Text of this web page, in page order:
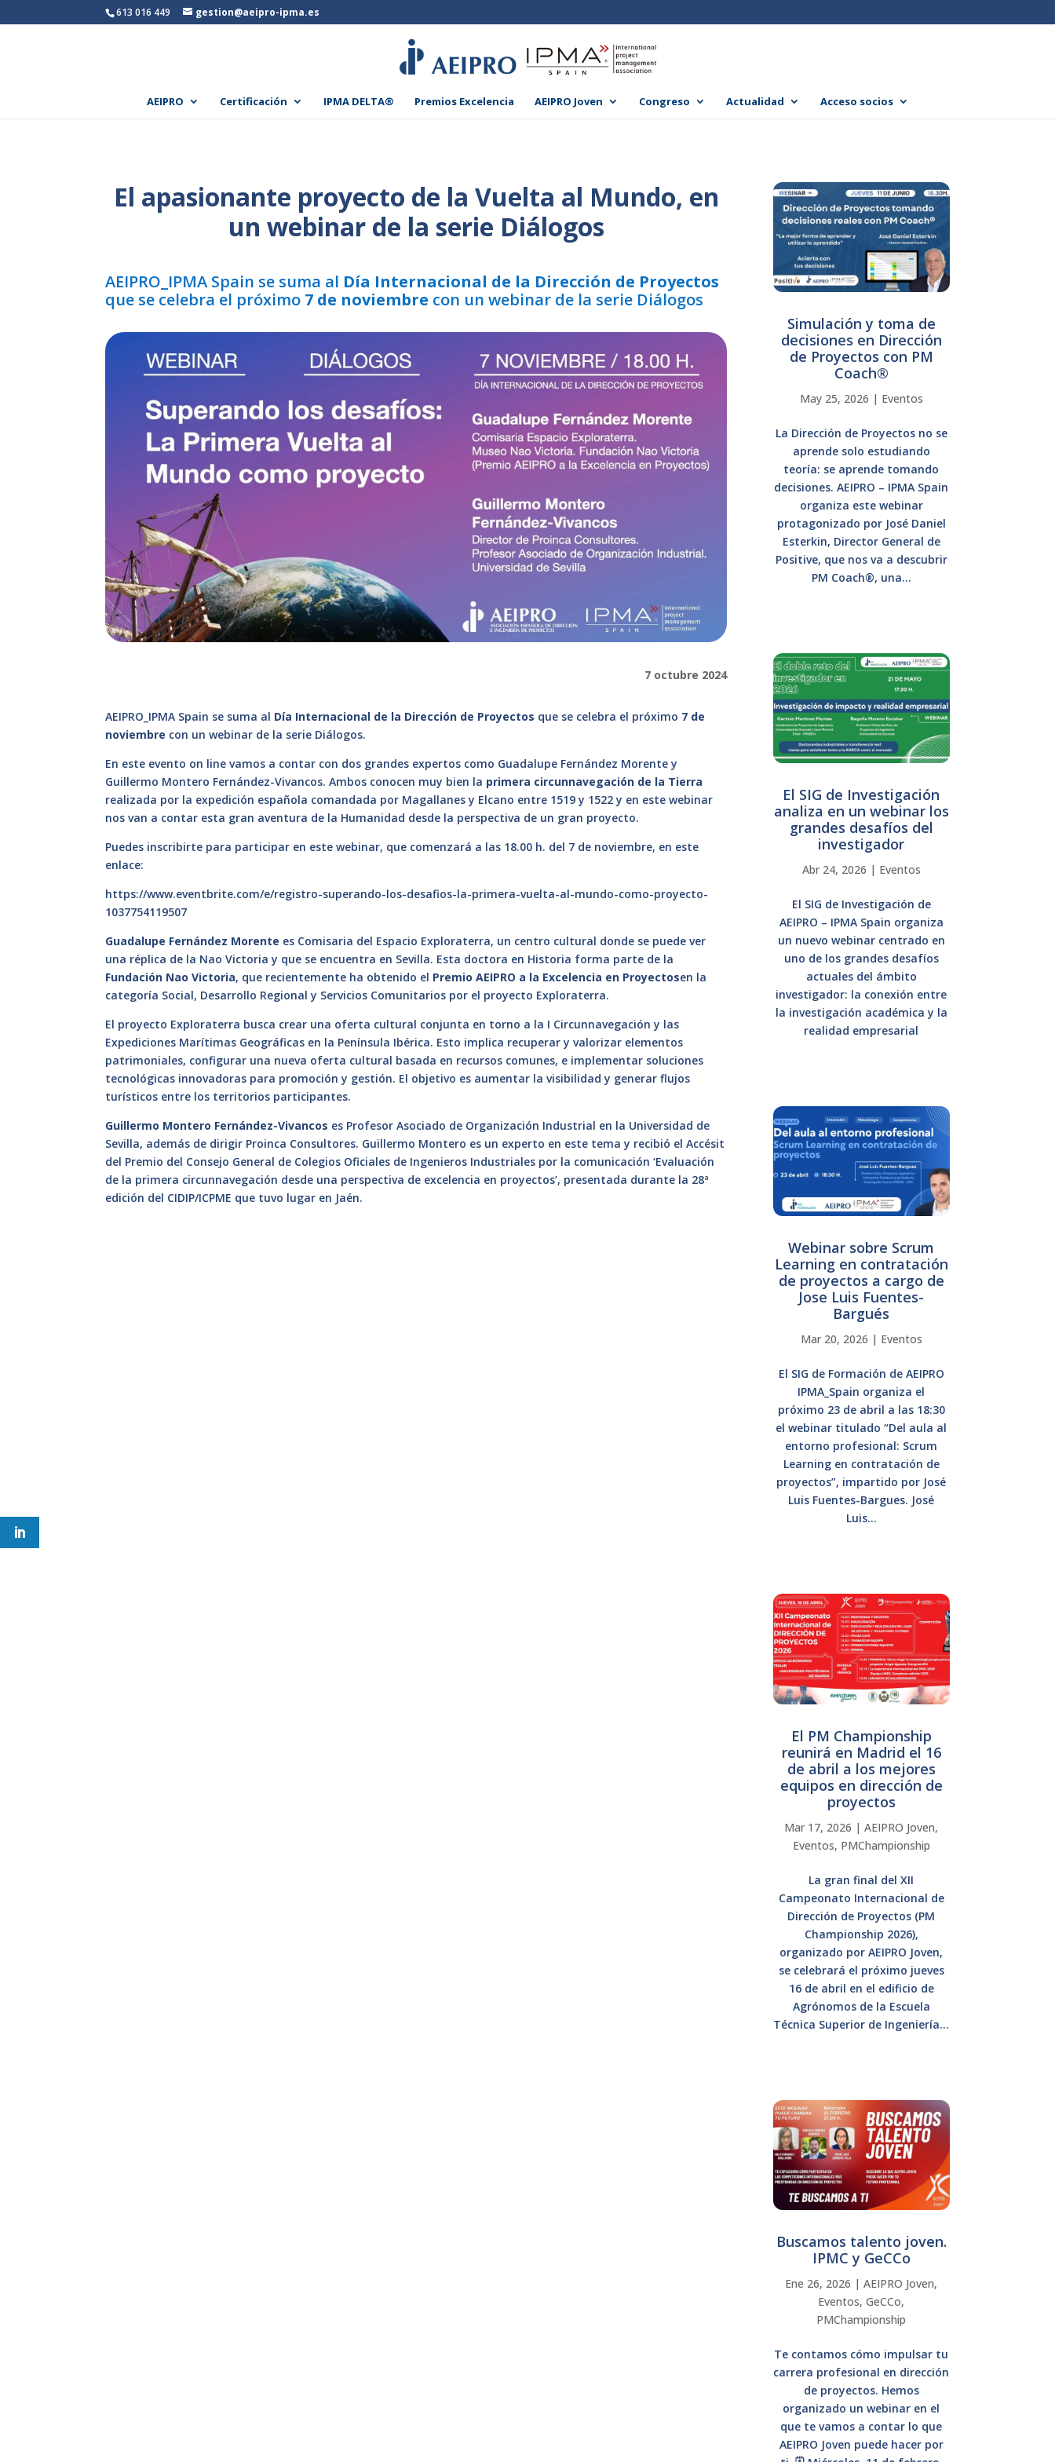
613 016 449 gestion@aeipro-ipma.es
AEIPRO Certificación IPMA DELTA® Premios Excelencia AEIPRO Joven Congreso Actualidad Acceso socios
El apasionante proyecto de la Vuelta al Mundo, en
un webinar de la serie Diálogos
AEIPRO_IPMA Spain se suma al Día Internacional de la Dirección de Proyectos
que se celebra el próximo 7 de noviembre con un webinar de la serie Diálogos
7 octubre 2024
AEIPRO_IPMA Spain se suma al Día Internacional de la Dirección de Proyectos que se celebra el próximo 7 de
noviembre con un webinar de la serie Diálogos.
En este evento on line vamos a contar con dos grandes expertos como Guadalupe Fernández Morente y
Guillermo Montero Fernández-Vivancos. Ambos conocen muy bien la primera circunnavegación de la Tierra
realizada por la expedición española comandada por Magallanes y Elcano entre 1519 y 1522 y en este webinar
nos van a contar esta gran aventura de la Humanidad desde la perspectiva de un gran proyecto.
Puedes inscribirte para participar en este webinar, que comenzará a las 18.00 h. del 7 de noviembre, en este
enlace:
https://www.eventbrite.com/e/registro-superando-los-desafios-la-primera-vuelta-al-mundo-como-proyecto-
1037754119507
Guadalupe Fernández Morente es Comisaria del Espacio Exploraterra, un centro cultural donde se puede ver
una réplica de la Nao Victoria y que se encuentra en Sevilla. Esta doctora en Historia forma parte de la
Fundación Nao Victoria, que recientemente ha obtenido el Premio AEIPRO a la Excelencia en Proyectosen la
categoría Social, Desarrollo Regional y Servicios Comunitarios por el proyecto Exploraterra.
El proyecto Exploraterra busca crear una oferta cultural conjunta en torno a la I Circunnavegación y las
Expediciones Marítimas Geográficas en la Península Ibérica. Esto implica recuperar y valorizar elementos
patrimoniales, configurar una nueva oferta cultural basada en recursos comunes, e implementar soluciones
tecnológicas innovadoras para promoción y gestión. El objetivo es aumentar la visibilidad y generar flujos
turísticos entre los territorios participantes.
Guillermo Montero Fernández-Vivancos es Profesor Asociado de Organización Industrial en la Universidad de
Sevilla, además de dirigir Proinca Consultores. Guillermo Montero es un experto en este tema y recibió el Accésit
del Premio del Consejo General de Colegios Oficiales de Ingenieros Industriales por la comunicación ‘Evaluación
de la primera circunnavegación desde una perspectiva de excelencia en proyectos’, presentada durante la 28ª
edición del CIDIP/ICPME que tuvo lugar en Jaén.
Simulación y toma de
decisiones en Dirección
de Proyectos con PM
Coach®
May 25, 2026 | Eventos
La Dirección de Proyectos no se
aprende solo estudiando
teoría: se aprende tomando
decisiones. AEIPRO – IPMA Spain
organiza este webinar
protagonizado por José Daniel
Esterkin, Director General de
Positive, que nos va a descubrir
PM Coach®, una...
El SIG de Investigación
analiza en un webinar los
grandes desafíos del
investigador
Abr 24, 2026 | Eventos
El SIG de Investigación de
AEIPRO – IPMA Spain organiza
un nuevo webinar centrado en
uno de los grandes desafíos
actuales del ámbito
investigador: la conexión entre
la investigación académica y la
realidad empresarial
Webinar sobre Scrum
Learning en contratación
de proyectos a cargo de
Jose Luis Fuentes-
Bargués
Mar 20, 2026 | Eventos
El SIG de Formación de AEIPRO
IPMA_Spain organiza el
próximo 23 de abril a las 18:30
el webinar titulado “Del aula al
entorno profesional: Scrum
Learning en contratación de
proyectos”, impartido por José
Luis Fuentes-Bargues. José
Luis...
El PM Championship
reunirá en Madrid el 16
de abril a los mejores
equipos en dirección de
proyectos
Mar 17, 2026 |AEIPRO Joven,
Eventos, PMChampionship
La gran final del XII
Campeonato Internacional de
Dirección de Proyectos (PM
Championship 2026),
organizado por AEIPRO Joven,
se celebrará el próximo jueves
16 de abril en el edificio de
Agrónomos de la Escuela
Técnica Superior de Ingeniería...
Buscamos talento joven.
IPMC y GeCCo
Ene 26, 2026 |AEIPRO Joven,
Eventos,GeCCo,
PMChampionship
Te contamos cómo impulsar tu
carrera profesional en dirección
de proyectos. Hemos
organizado un webinar en el
que te vamos a contar lo que
AEIPRO Joven puede hacer por